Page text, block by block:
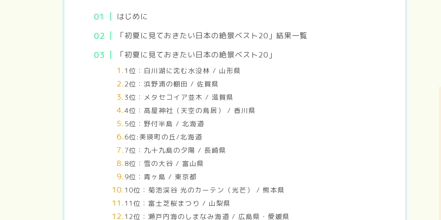
はじめに
「初夏に見ておきたい日本の絶景ベスト20」結果一覧
「初夏に見ておきたい日本の絶景ベスト20」
1位：白川湖に沈む水没林 / 山形県
2位：浜野浦の棚田 / 佐賀県
3位：メタセコイア並木 / 滋賀県
4位：高屋神社（天空の鳥居） / 香川県
5位：野付半島 / 北海道
6位:美瑛町の丘/北海道
7位：九十九島の夕陽 / 長崎県
8位：雪の大谷 / 富山県
9位：青ヶ島 / 東京都
10位：菊池渓谷 光のカーテン（光芒） / 熊本県
11位：富士芝桜まつり / 山梨県
12位：瀬戸内海のしまなみ海道 / 広島県・愛媛県